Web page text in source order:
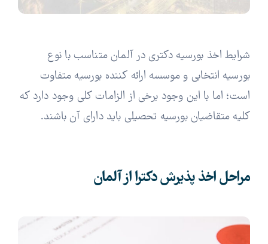
شرایط اخذ بورسیه دکتری در آلمان متناسب با نوع
بورسیه انتخابی و موسسه ارائه کننده بورسیه متفاوت
است؛ اما با این وجود برخی از الزامات کلی وجود دارد که
کلیه متقاضیان بورسیه تحصیلی باید دارای آن باشند.
مراحل اخذ پذیرش دکترا از آلمان